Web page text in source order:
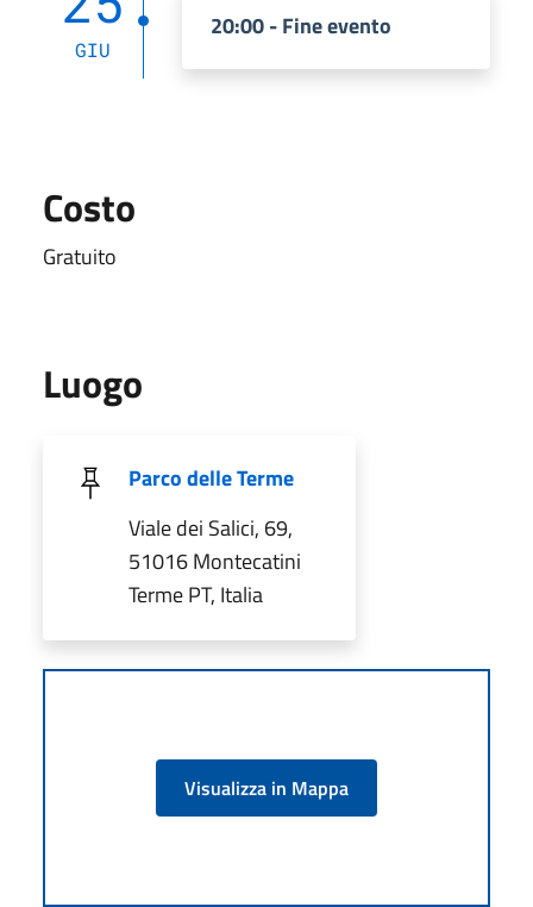
GIU
20:00 - Fine evento
Costo
Gratuito
Luogo
Parco delle Terme
Viale dei Salici, 69,
51016 Montecatini
Terme PT, Italia
Visualizza in Mappa